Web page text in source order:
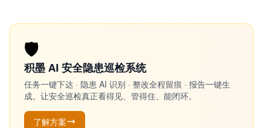
🛡️
积墨 AI 安全隐患巡检系统
任务一键下达 · 隐患 AI 识别 · 整改全程留痕 · 报告一键生
成。让安全巡检真正看得见、管得住、能闭环。
了解方案